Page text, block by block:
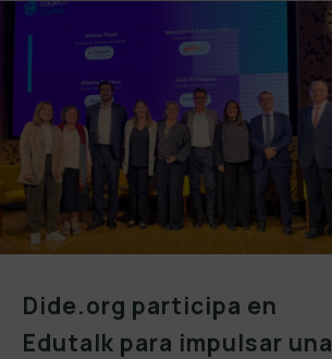
Dide.org participa en
Edutalk para impulsar una